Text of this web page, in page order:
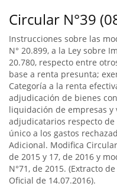
Circular N°39
Instrucciones sobre las
N° 20.899, a la Ley sobre
20.780, respecto entre
base a renta presunta;
Categoría a la renta
adjudicación de bienes
liquidación de empresas y
adjudicatarios respecto
único a los gastos
Adicional. Modifica
de 2015 y 17, de 2016 y
N°71, de 2015. (Extracto
Oficial de 14.07.2016).